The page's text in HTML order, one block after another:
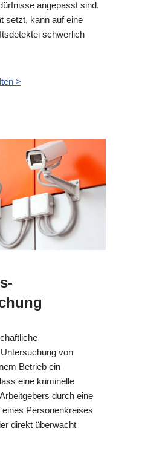
angepasst sind.
setzt, kann auf eine
schwerlich
>
von
Betrieb ein
eine kriminelle
durch eine
Personenkreises
direkt überwacht